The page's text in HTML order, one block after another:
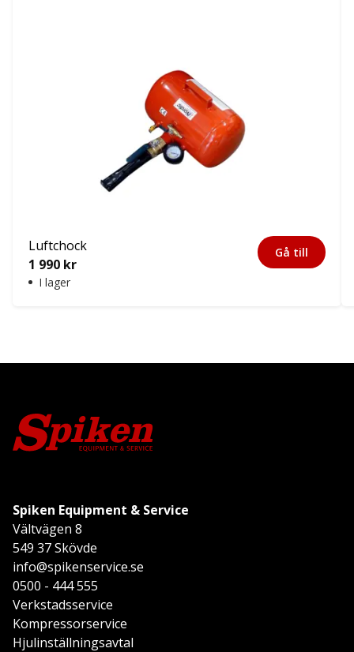
Luftchock
1 990 kr
I lager
Gå till
Spiken Equipment & Service
Vältvägen 8
549 37 Skövde
info@spikenservice.se
0500 - 444 555
Verkstadsservice
Kompressorservice
Hjulinställningsavtal